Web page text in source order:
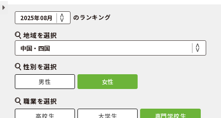
のランキング
地域を選択
性別を選択
男性 女性
職業を選択
高校生 大学生 専門学校生